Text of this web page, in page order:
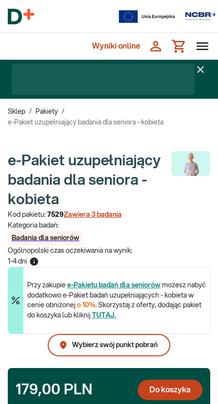
Wyniki online
Sklep / Pakiety /
e-Pakiet uzupełniający badania dla seniora - kobieta
e-Pakiet uzupełniający
badania dla seniora -
kobieta
Kod pakietu: 7529Zawiera 3 badania
Kategoria badań:
Badania dla seniorów
Ogólnopolski czas oczekiwania na wynik:
1-4 dni
Przy zakupie e-Pakietu badań dla seniorów możesz nabyć
dodatkowo e-Pakiet badań uzupełniających - kobieta w
cenie obniżonej o 10%. Skorzystaj z oferty, dodając pakiet
do koszyka lub kliknij
TUTAJ.
Wybierz swój punkt pobrań
179,00 PLN Do koszyka